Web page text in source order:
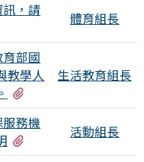
，請
體育組長
部國
教學人
生活教育組長
務機
有4個附檔活動組長